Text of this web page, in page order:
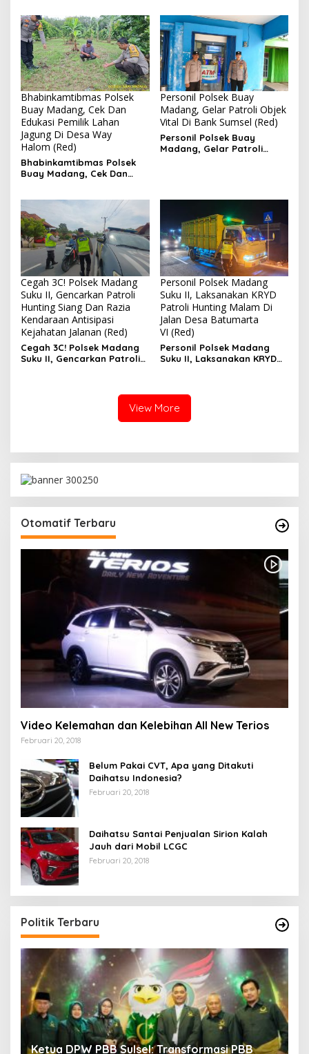
Hukum
Bhabinkamtibmas Polsek
Buay Madang, Cek Dan
Edukasi Pemilik Lahan
Jagung Di Desa Way
Halom (Red)
Bhabinkamtibmas Polsek
Buay Madang, Cek Dan
Halom
Personil Polsek Buay
Madang, Gelar Patroli Objek
Vital Di Bank Sumsel (Red)
Personil Polsek Buay
Madang, Gelar Patroli
Cegah 3C! Polsek Madang
Suku II, Gencarkan Patroli
Hunting Siang Dan Razia
Kendaraan Antisipasi
Kejahatan Jalanan (Red)
Cegah 3C! Polsek Madang
Suku II, Gencarkan Patroli
Personil Polsek Madang
Suku II, Laksanakan KRYD
Patroli Hunting Malam Di
Jalan Desa Batumarta
VI (Red)
Personil Polsek Madang
Suku II, Laksanakan KRYD
View More
Otomatif Terbaru
Video Kelemahan dan Kelebihan All New Terios
Februari 20, 2018
Belum Pakai CVT, Apa yang Ditakuti
Daihatsu Indonesia?
Februari 20, 2018
Daihatsu Santai Penjualan Sirion Kalah
Jauh dari Mobil LCGC
Februari 20, 2018
Politik Terbaru
Milad ke-28 PBB: Eratkan Solidaritas,